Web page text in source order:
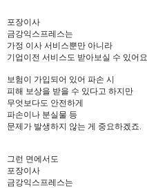
포장이사
금강익스프레스는
가정 이사 서비스뿐만 아니라
기업이전 서비스도 받아보실 수 있어요.
보험이 가입되어 있어 파손 시
피해 보상을 받을 수 있다고 하지만
무엇보다도 안전하게
파손이나 분실물 등
문제가 발생하지 않는 게 중요하겠죠.
그런 면에서도
포장이사
금강익스프레스는